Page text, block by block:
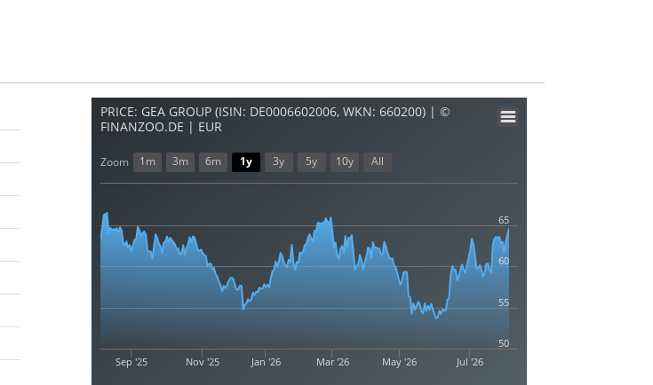
PRICE: GEA GROUP (ISIN: DE0006602006, WKN: 660200) | ©
FINANZOO.DE | EUR
Sep '25 Nov '25 Jan '26 Mar '26 May '26 Jul '26
55
60
65
50
Zoom 1m 3m 6m 1y 3y 5y 10y All